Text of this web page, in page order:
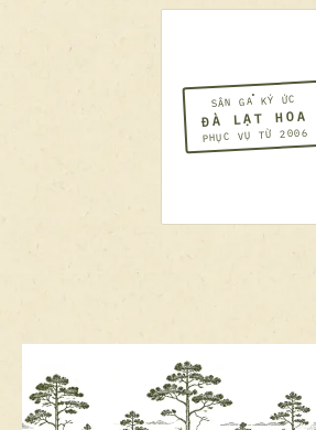
SÂN GA KÝ ỨC
ĐÀ LẠT HOA
PHỤC VỤ TỪ 2006